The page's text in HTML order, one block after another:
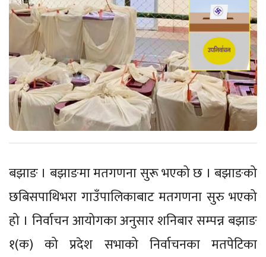
बझाङ । बझाङमा मतगणना सुरू भएको छ । बझाङको
छबिसपाथिभरा गाउँपालिकाबाट मतगणना सुरु भएको
हो । निर्वाचन आयोगका अनुसार शनिबार सम्पन्न बझाङ
१(क) को प्रदेश सभाको निर्वाचनका मतपेटिका